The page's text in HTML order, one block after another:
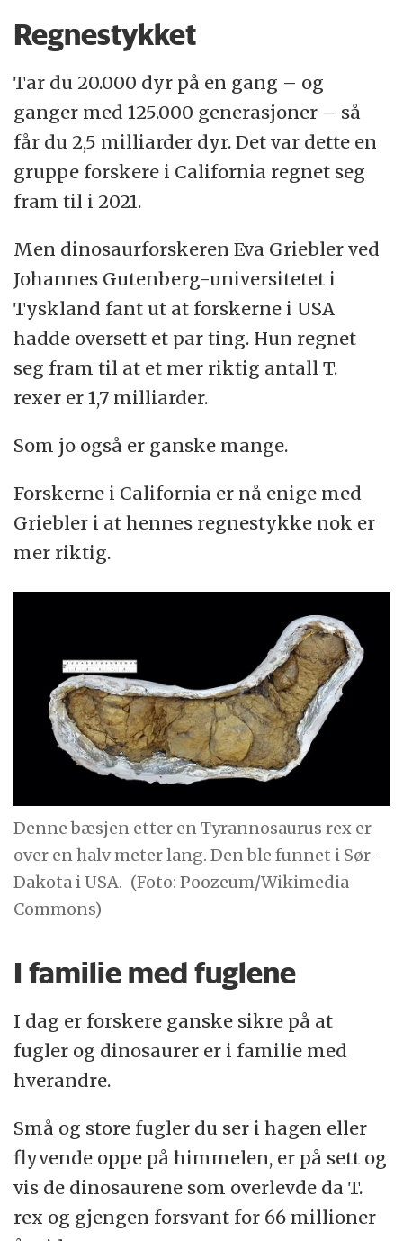
Regnestykket
Tar du 20.000 dyr på en gang – og
ganger med 125.000 generasjoner – så
får du 2,5 milliarder dyr. Det var dette en
gruppe forskere i California regnet seg
fram til i 2021.
Men dinosaurforskeren Eva Griebler ved
Johannes Gutenberg-universitetet i
Tyskland fant ut at forskerne i USA
hadde oversett et par ting. Hun regnet
seg fram til at et mer riktig antall T.
rexer er 1,7 milliarder.
Som jo også er ganske mange.
Forskerne i California er nå enige med
Griebler i at hennes regnestykke nok er
mer riktig.
Denne bæsjen etter en Tyrannosaurus rex er
over en halv meter lang. Den ble funnet i Sør-
Dakota i USA. (Foto: Poozeum/Wikimedia
Commons)
I familie med fuglene
I dag er forskere ganske sikre på at
fugler og dinosaurer er i familie med
hverandre.
Små og store fugler du ser i hagen eller
flyvende oppe på himmelen, er på sett og
vis de dinosaurene som overlevde da T.
rex og gjengen forsvant for 66 millioner